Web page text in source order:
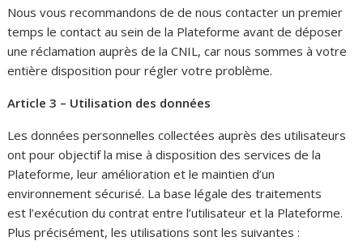
Nous vous recommandons de de nous contacter un premier
temps le contact au sein de la Plateforme avant de déposer
une réclamation auprès de la CNIL, car nous sommes à votre
entière disposition pour régler votre problème.
Article 3 – Utilisation des données
Les données personnelles collectées auprès des utilisateurs
ont pour objectif la mise à disposition des services de la
Plateforme, leur amélioration et le maintien d’un
environnement sécurisé. La base légale des traitements
est l’exécution du contrat entre l’utilisateur et la Plateforme.
Plus précisément, les utilisations sont les suivantes :